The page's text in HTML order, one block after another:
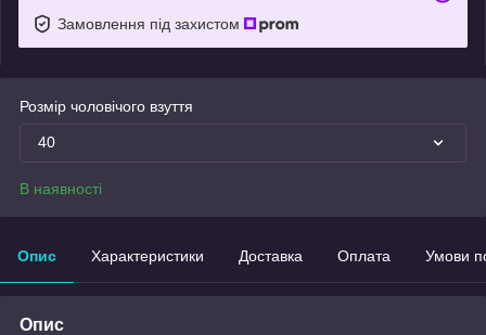
Замовлення під захистом
Розмір чоловічого взуття
40
В наявності
Опис Характеристики Доставка Оплата Умови
Опис